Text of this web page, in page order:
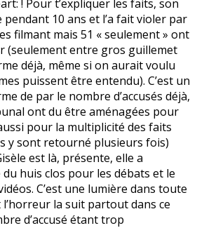
! Pour t’expliquer les faits, son
pendant 10 ans et l’a fait violer par
filmant mais 51 « seulement » ont
(seulement entre gros guillemet
déjà, même si on aurait voulu
puissent être entendu). C’est un
de par le nombre d’accusés déjà,
ont du être aménagées pour
pour la multiplicité des faits
y sont retourné plusieurs fois)
est là, présente, elle a
du huis clos pour les débats et le
C’est une lumière dans toute
la suit partout dans ce
d’accusé étant trop